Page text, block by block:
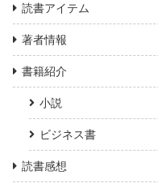
読書アイテム
著者情報
書籍紹介
小説
ビジネス書
読書感想